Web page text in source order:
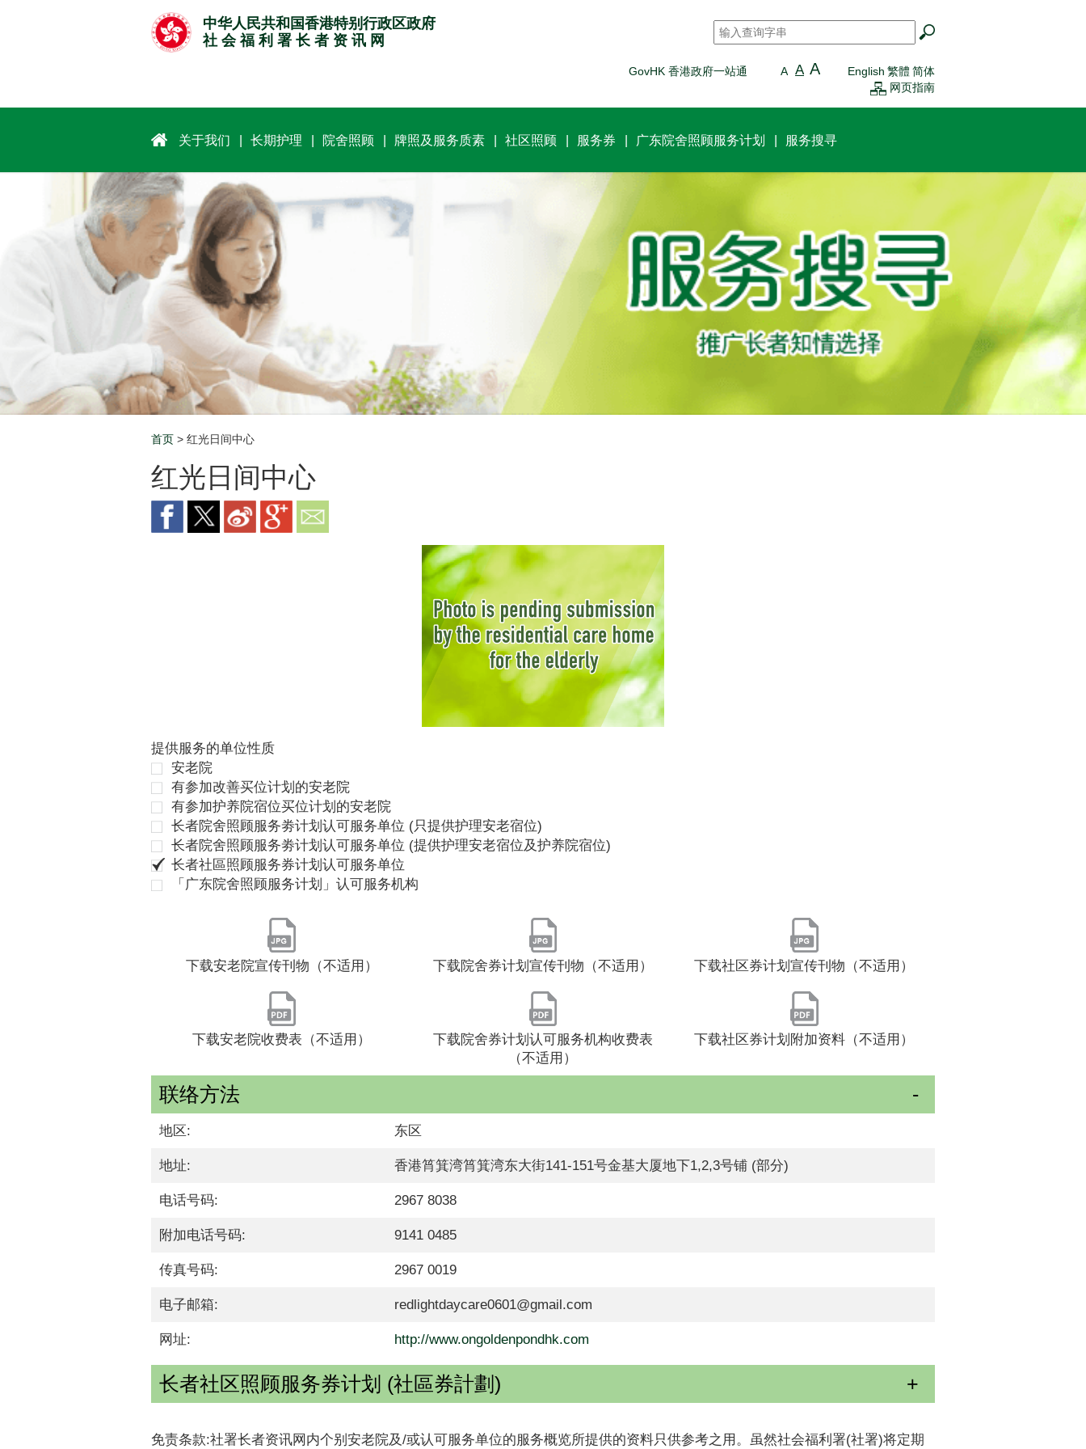
中华人民共和国香港特别行政区政府
社 会 福 利 署 长 者 资 讯 网
搜寻 *
GovHK 香港政府一站通 A A A English 繁體 简体
网页指南
关于我们 长期护理 院舍照顾 牌照及服务质素 社区照顾 服务券 广东院舍照顾服务计划 服务搜寻
Breadcrumb
首页 > 红光日间中心
红光日间中心
提供服务的单位性质
安老院
有参加改善买位计划的安老院
有参加护养院宿位买位计划的安老院
长者院舍照顾服务劵计划认可服务单位 (只提供护理安老宿位)
长者院舍照顾服务劵计划认可服务单位 (提供护理安老宿位及护养院宿位)
长者社區照顾服务券计划认可服务单位
「广东院舍照顾服务计划」认可服务机构
下载安老院宣传刊物（不适用） 下载院舍券计划宣传刊物（不适用） 下载社区券计划宣传刊物（不适用）
下载安老院收费表（不适用）
下载院舍券计划认可服务机构收费表
（不适用）
下载社区券计划附加资料（不适用）
联络方法
地区: 东区
地址: 香港筲箕湾筲箕湾东大街141-151号金基大厦地下1,2,3号铺 (部分)
电话号码: 2967 8038
附加电话号码: 9141 0485
传真号码: 2967 0019
电子邮箱: redlightdaycare0601@gmail.com
网址: http://www.ongoldenpondhk.com
长者社区照顾服务券计划 (社區券計劃)
免责条款:社署长者资讯网内个别安老院及/或认可服务单位的服务概览所提供的资料只供参考之用。虽然社会福利署(社署)将定期